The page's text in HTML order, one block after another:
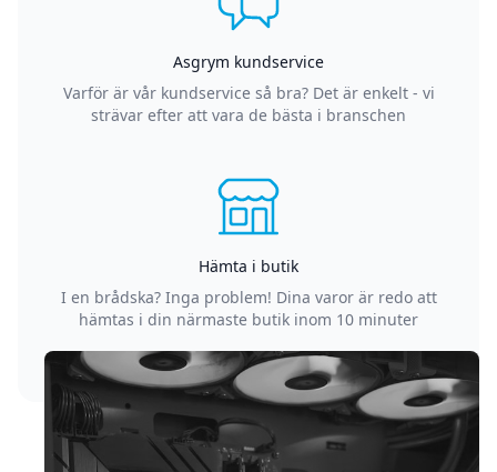
Asgrym kundservice
Varför är vår kundservice så bra? Det är enkelt - vi
strävar efter att vara de bästa i branschen
Hämta i butik
I en brådska? Inga problem! Dina varor är redo att
hämtas i din närmaste butik inom 10 minuter